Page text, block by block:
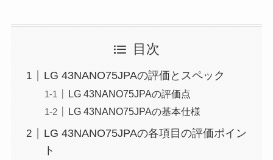
目次
LG 43NANO75JPAの評価とスペック
LG 43NANO75JPAの評価点
LG 43NANO75JPAの基本仕様
LG 43NANO75JPAの各項目の評価ポイン
ト